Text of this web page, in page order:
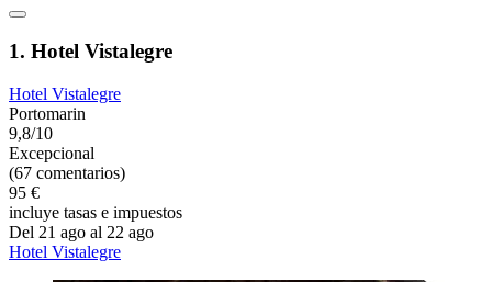
1. Hotel Vistalegre
Hotel Vistalegre
Portomarin
9,8/10
Excepcional
(67 comentarios)
95 €
incluye tasas e impuestos
Del 21 ago al 22 ago
Hotel Vistalegre